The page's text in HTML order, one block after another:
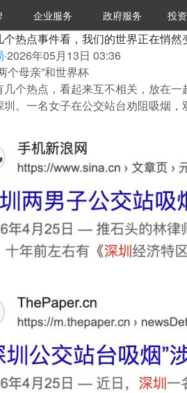
36Kr研究院
企业服务 城市之窗
政府服务 VClub
投资机
投
个热点事件看，我们的世界正在悄然
·2026年05月13日 03:36
个母亲”和世界杯
个热点，看起来互不相关，放在一
。一名女子在公交站台劝阻吸烟